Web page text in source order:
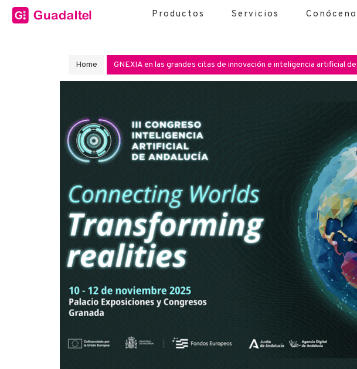
Productos Servicios
Home G·NEXIA en las grandes citas de innovación e inteligencia artificial